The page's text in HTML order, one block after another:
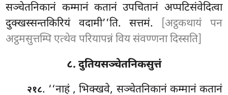
सञ्चेतनिकानं कम्मानं कतानं उपचितानं अप्पटिसंवेदित्वा
दुक्खस्सन्तकिरियं वदामी’’ति. सत्तमं.
[अट्ठकथायं पन
अट्ठमसुत्तम्पि एत्थेव परियापन्नं विय संवण्णना दिस्सति]
८. दुतियसञ्चेतनिकसुत्तं
२१८. ‘‘नाहं , भिक्खवे, सञ्चेतनिकानं कम्मानं कतानं